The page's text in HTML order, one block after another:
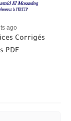
ago
Corrigés
PDF